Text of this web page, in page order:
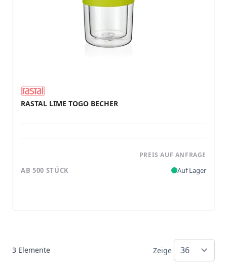
RASTAL LIME TOGO BECHER
PREIS AUF ANFRAGE
AB 500 STÜCK Auf Lager
3 Elemente Zeige